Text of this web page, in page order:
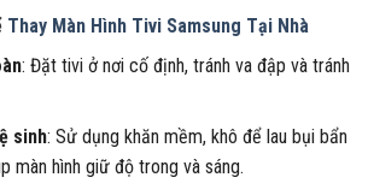
Thay Màn Hình Tivi Samsung Tại Nhà
: Đặt tivi ở nơi cố định, tránh va đập và tránh
sinh: Sử dụng khăn mềm, khô để lau bụi bẩn
màn hình giữ độ trong và sáng.